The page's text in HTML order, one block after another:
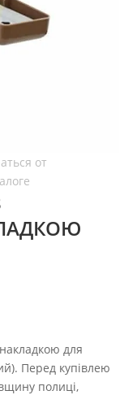
для
Перед купівлею
полиці,